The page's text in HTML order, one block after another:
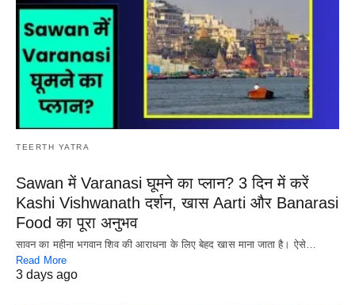
TEERTH YATRA
Sawan में Varanasi घूमने का प्लान? 3 दिन में करें
Kashi Vishwanath दर्शन, खास Aarti और Banarasi
Food का पूरा अनुभव
सावन का महीना भगवान शिव की आराधना के लिए बेहद खास माना जाता है। ऐसे…
Read More
3 days ago